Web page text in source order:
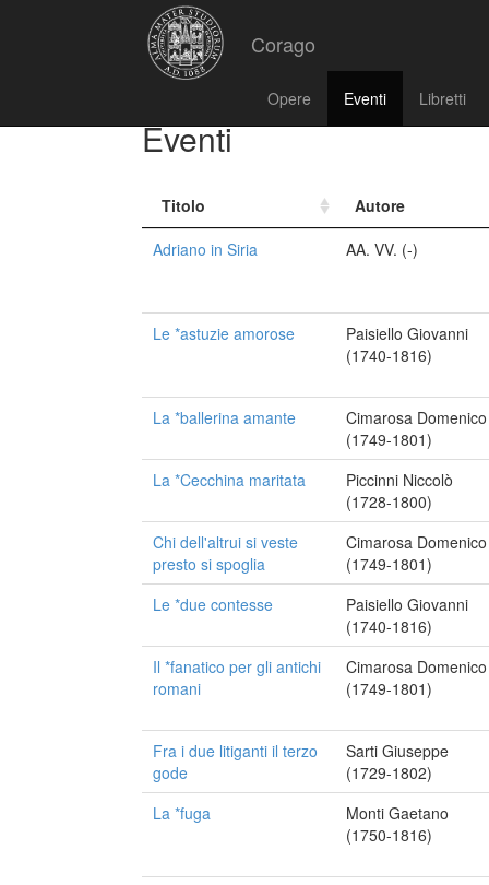
Corago
Opere Eventi Libretti
Eventi
Titolo
Autore
Adriano in Siria
AA. VV. (-)
Le *astuzie amorose
Paisiello Giovanni
(1740-1816)
La *ballerina amante
Cimarosa Domenico
(1749-1801)
La *Cecchina maritata
Piccinni Niccolò
(1728-1800)
Chi dell'altrui si veste
presto si spoglia
Cimarosa Domenico
(1749-1801)
Le *due contesse
Paisiello Giovanni
(1740-1816)
Il *fanatico per gli antichi
romani
Cimarosa Domenico
(1749-1801)
Fra i due litiganti il terzo
gode
Sarti Giuseppe
(1729-1802)
La *fuga
Monti Gaetano
(1750-1816)